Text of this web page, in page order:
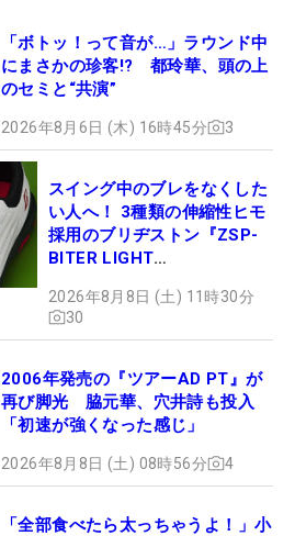
「ボトッ！って音が…」ラウンド中
にまさかの珍客!? 都玲華、頭の上
のセミと“共演”
2026年8月6日 (木) 16時45分 3
スイング中のブレをなくした
い人へ！ 3種類の伸縮性ヒモ
採用のブリヂストン『ZSP-
BITER LIGHT
ュー
2026年8月8日 (土) 11時30分
30
2006年発売の『ツアーAD PT』が
再び脚光 脇元華、穴井詩も投入
「初速が強くなった感じ」
2026年8月8日 (土) 08時56分 4
「全部食べたら太っちゃうよ！」小